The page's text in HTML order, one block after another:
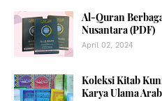
Al-Quran
Nusantara (PDF)
April 02, 2024
Koleksi Kitab
Karya Ulama